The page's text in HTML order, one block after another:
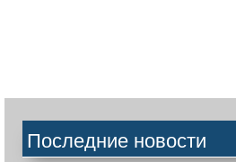
Последние новости